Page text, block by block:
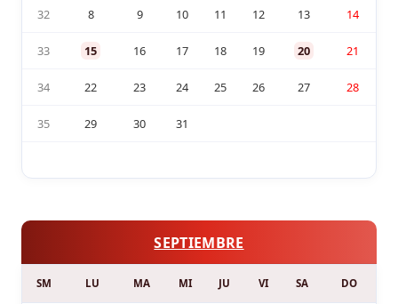
32 8 9 10 11 12 13 14
33 15 16 17 18 19 20 21
34 22 23 24 25 26 27 28
35 29 30 31
SEPTIEMBRE
SM LU MA MI JU VI SA DO